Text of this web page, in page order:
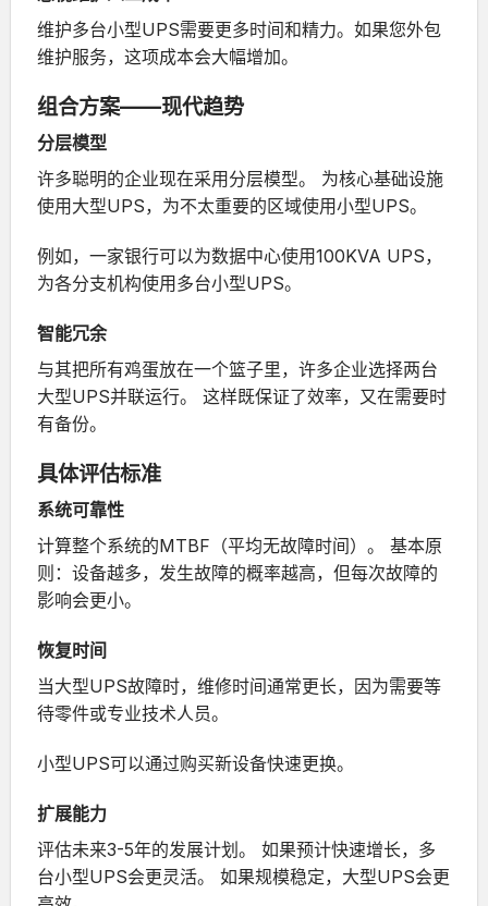
维护多台小型UPS需要更多时间和精力。如果您外包
维护服务，这项成本会大幅增加。
组合方案——现代趋势
分层模型
许多聪明的企业现在采用分层模型。 为核心基础设施
使用大型UPS，为不太重要的区域使用小型UPS。
例如，一家银行可以为数据中心使用100KVA UPS，
为各分支机构使用多台小型UPS。
智能冗余
与其把所有鸡蛋放在一个篮子里，许多企业选择两台
大型UPS并联运行。 这样既保证了效率，又在需要时
有备份。
具体评估标准
系统可靠性
计算整个系统的MTBF（平均无故障时间）。 基本原
则：设备越多，发生故障的概率越高， 但每次故障的
影响会更小。
恢复时间
当大型UPS故障时，维修时间通常更长，因为需要等
待零件或专业技术人员。
小型UPS可以通过购买新设备快速更换。
扩展能力
评估未来3-5年的发展计划。 如果预计快速增长，多
台小型UPS会更灵活。 如果规模稳定，大型UPS会更